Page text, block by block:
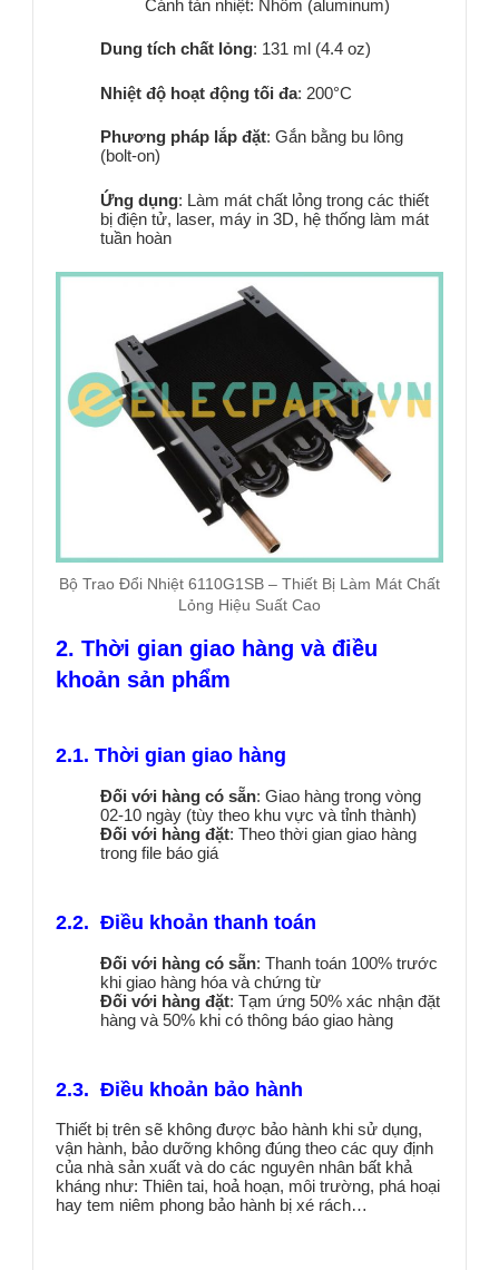
Cánh tản nhiệt: Nhôm (aluminum)
Dung tích chất lỏng: 131 ml (4.4 oz)
Nhiệt độ hoạt động tối đa: 200°C
Phương pháp lắp đặt: Gắn bằng bu lông
(bolt-on)
Ứng dụng: Làm mát chất lỏng trong các thiết
bị điện tử, laser, máy in 3D, hệ thống làm mát
tuần hoàn
Bộ Trao Đổi Nhiệt 6110G1SB – Thiết Bị Làm Mát Chất
Lỏng Hiệu Suất Cao
2. Thời gian giao hàng và điều
khoản sản phẩm
2.1. Thời gian giao hàng
Đối với hàng có sẵn: Giao hàng trong vòng
02-10 ngày (tùy theo khu vực và tỉnh thành)
Đối với hàng đặt: Theo thời gian giao hàng
trong file báo giá
2.2. Điều khoản thanh toán
Đối với hàng có sẵn: Thanh toán 100% trước
khi giao hàng hóa và chứng từ
Đối với hàng đặt: Tạm ứng 50% xác nhận đặt
hàng và 50% khi có thông báo giao hàng
2.3. Điều khoản bảo hành
Thiết bị trên sẽ không được bảo hành khi sử dụng,
vận hành, bảo dưỡng không đúng theo các quy định
của nhà sản xuất và do các nguyên nhân bất khả
kháng như: Thiên tai, hoả hoạn, môi trường, phá hoại
hay tem niêm phong bảo hành bị xé rách…